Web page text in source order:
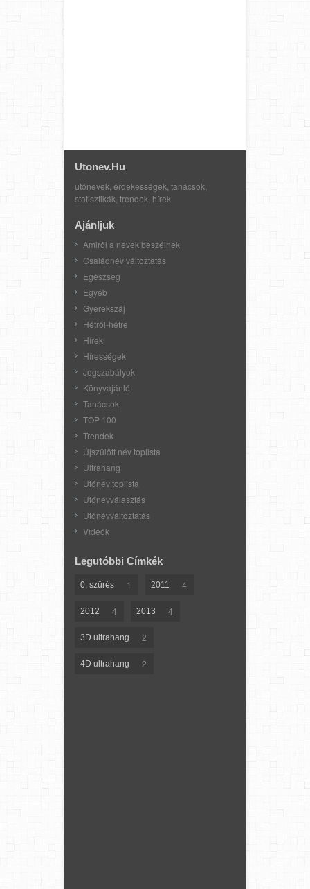
Utonev.hu
utónevek, érdekességek, tanácsok,
statisztikák, trendek, hírek
Ajánljuk
Amiről a nevek beszélnek
Családnév változtatás
Egészség
Egyéb
Gyerekszáj
Hétről-hétre
Hírek
Hírességek
Jogszabályok
Könyvajánló
Tanácsok
TOP 100
Trendek
Újszülött név toplista
Ultrahang
Utónév toplista
Utónévválasztás
Utónévváltoztatás
Videók
Legutóbbi Címkék
0. szűrés 1 2011 4
2012 4 2013 4
3D ultrahang 2
4D ultrahang 2